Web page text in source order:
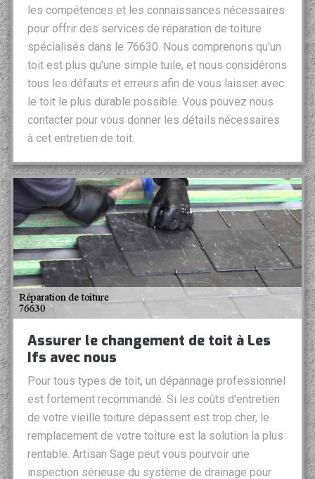
les compétences et les connaissances nécessaires
pour offrir des services de réparation de toiture
spécialisés dans le 76630. Nous comprenons qu'un
toit est plus qu'une simple tuile, et nous considérons
tous les défauts et erreurs afin de vous laisser avec
le toit le plus durable possible. Vous pouvez nous
contacter pour vous donner les détails nécessaires
à cet entretien de toit.
Assurer le changement de toit à Les
Ifs avec nous
Pour tous types de toit, un dépannage professionnel
est fortement recommandé. Si les coûts d'entretien
de votre vieille toiture dépassent est trop cher, le
remplacement de votre toiture est la solution la plus
rentable. Artisan Sage peut vous pourvoir une
inspection sérieuse du système de drainage pour